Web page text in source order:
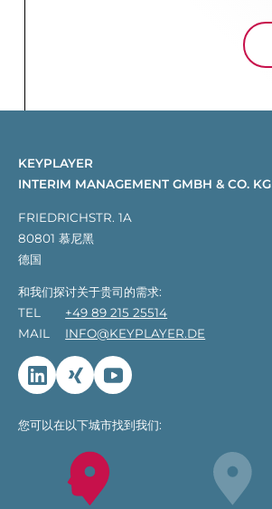
KEYPLAYER
INTERIM MANAGEMENT GMBH & CO. KG
FRIEDRICHSTR. 1A
80801 慕尼黑
德国
和我们探讨关于贵司的需求:
TEL
+49 89 215 25514
MAIL
INFO@KEYPLAYER.DE
Linkedin
Xing Youtube
您可以在以下城市找到我们: